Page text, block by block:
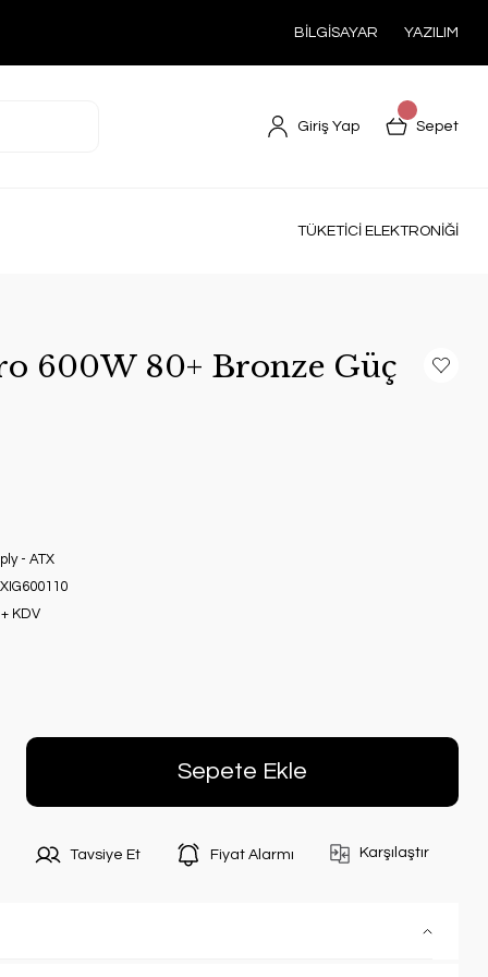
BİLGİSAYAR YAZILIM
Giriş Yap Sepet
TÜKETİCİ ELEKTRONİĞİ
600W 80+ Bronze Güç
- ATX
KDV
Sepete Ekle
Tavsiye Et Fiyat Alarmı Karşılaştır